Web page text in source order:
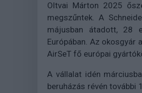
Oltvai Márton 2025
megszűntek. A
májusban átadott, 28
Európában. Az okosgyár
AirSeT fő európai
A vállalat idén
beruházás révén további